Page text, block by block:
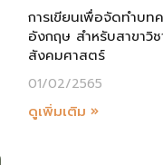
การเขียนเพื่อจัดทำบท
อังกฤษ สำหรับสาขาวิ
สังคมศาสตร์
01/02/2565
ดูเพิ่มเติม »